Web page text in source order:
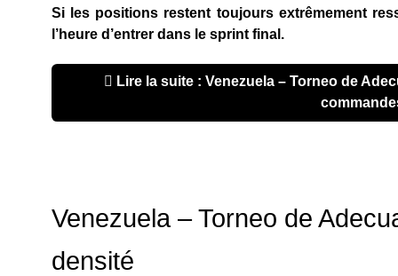
Si les positions restent toujours extrêmement
l’heure d’entrer dans le sprint final.
Lire la suite : Venezuela – Torneo de
Venezuela – Torneo de
densité